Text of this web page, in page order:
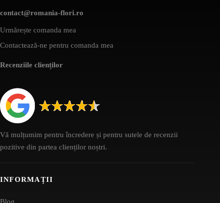
contact@romania-flori.ro
Urmărește comanda mea
Contactează-ne pentru comanda mea
Recenziile clienților
Vă mulțumim pentru încredere și pentru sutele de recenzii
pozitive din partea clienților noștri.
INFORMAȚII
Blog